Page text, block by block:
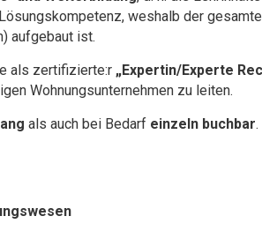
weshalb der
aufgebaut ist.
als zertifizierte:r „Expertin/Experte
Wohnungsunternehmen zu leiten.
als auch bei Bedarf einzeln buchbar